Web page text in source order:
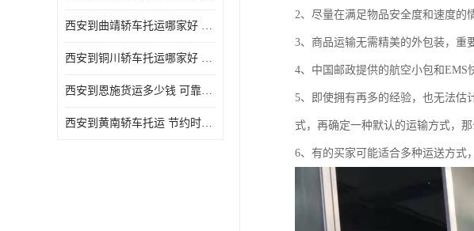
西安到曲靖轿车托运哪家好 方便快捷 用户享受上门提送车辆
西安到铜川轿车托运哪家好 节约时间精力 在途运输一对一客服
西安到恩施货运多少钱 可靠性高 灵活性高 持续性长
西安到黄南轿车托运 节约时间 随时查询车辆时实位置
2、尽量在满足物品安全度和速度的
3、商品运输无需精美的外包装，重
4、中国邮政提供的航空小包和EMS
5、即使拥有再多的经验，也无法估
式，再确定一种默认的运输方式，
6、有的买家可能适合多种运送方式